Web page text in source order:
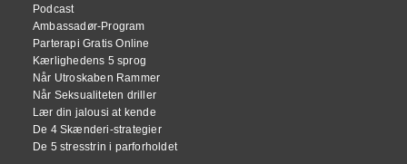
Podcast
Ambassadør-Program
Parterapi Gratis Online
Kærlighedens 5 sprog
Når Utroskaben Rammer
Når Seksualiteten driller
Lær din jalousi at kende
De 4 Skænderi-strategier
De 5 stresstrin i parforholdet